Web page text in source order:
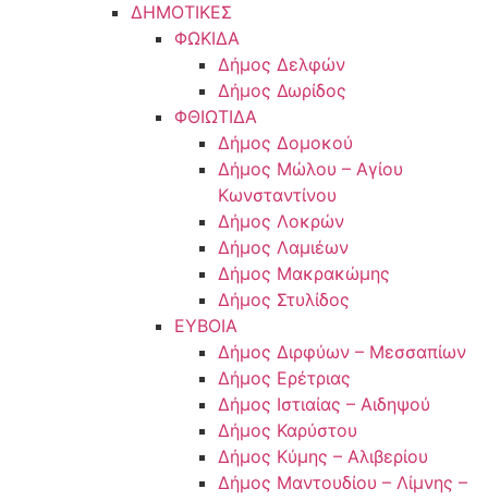
ΔΗΜΟΤΙΚΕΣ
ΦΩΚΙΔΑ
Δήμος Δελφών
Δήμος Δωρίδος
ΦΘΙΩΤΙΔΑ
Δήμος Δομοκού
Δήμος Μώλου – Αγίου
Κωνσταντίνου
Δήμος Λοκρών
Δήμος Λαμιέων
Δήμος Μακρακώμης
Δήμος Στυλίδος
ΕΥΒΟΙΑ
Δήμος Διρφύων – Μεσσαπίων
Δήμος Ερέτριας
Δήμος Ιστιαίας – Αιδηψού
Δήμος Καρύστου
Δήμος Κύμης – Αλιβερίου
Δήμος Μαντουδίου – Λίμνης –